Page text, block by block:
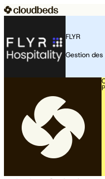
FLYR
Gestion des